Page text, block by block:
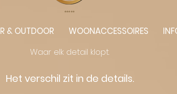
⭐️⭐️⭐️⭐️⭐️
& OUTDOOR WOONACCESSOIRES
Waar elk detail klopt.
Het verschil zit in de details.